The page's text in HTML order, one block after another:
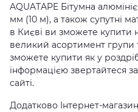
AQUATAPE Бітумна
мм (10 м), а також супутні
в Києві ви зможете купити
великий асортимент групи
зможете купити як у
інформацією звертайтеся
сайті.
Додатково Інтернет-